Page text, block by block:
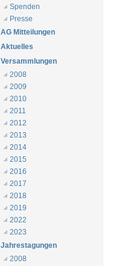
Spenden
Presse
AG Mitteilungen
Aktuelles
Versammlungen
2008
2009
2010
2011
2012
2013
2014
2015
2016
2017
2018
2019
2022
2023
Jahrestagungen
2008